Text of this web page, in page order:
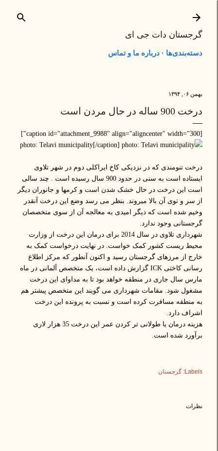
گرجستان دات جی ای
دسته‌بندی‌ها درباره ما و تماس
بهمن ۰۶, ۱۳۹۴
درخت 900 ساله در حال مردن است
[caption id="attachment_9988" align="aligncenter" width="300"]
درخت تنومندی که در نزدیکی کاخ ایراکلی دوم در شهر تلاوی
ایستاده است به سنی در حدود 900 سال رسیده است . چند سالی
است این درخت در حال خشک شدن است و کرمها و جانوران دیگر
از سر و توی آن بالا میروند. بنظر می رسد وضع این درخت آنقدر
وخیم شده است که دیگر امیدی به معالجه آن از سوی متخصصان
گرجستانی وجود ندارد.
شهرداری تلاوی در سال 2014 برای درمان این درخت از وزارت
محیط ریست کشور کمک خواست. در نهایت درخواست کمک به
خارج از مرزهای گرجستان رسید و اکنون آنطور که مرکز اطلاع
رسانی کاختی ICK گزارش داده است، یک متخصص آلمانی در ماه
مارس سال جاری در منطقه خواهد بود تا به مداوای این درخت
مشغول شود. مقامات شهرداری می گویند این متخصص پیشتر هم
به منطقه مسافرت کرده است و نسبت به پرونده این درخت
اشراف دارد.
هزینه درمان یا طولانی تر کردن عمر این درخت 35 هزار لاری
برآورد شده است.
Labels: گرجستان
نظرات